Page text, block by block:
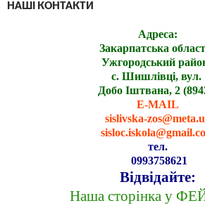
НАШІ КОНТАКТИ
Адреса:
Закарпатська
Ужгородський
с. Шишлівці, вул.
Добо Іштвана, 2
E-MAIL
sislivska-
тел.
0993758621
Відвідайте:
Наша сторінка у